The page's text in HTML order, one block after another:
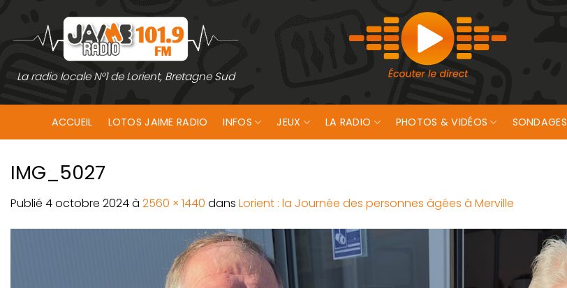
contenu
La radio locale N°1 de Lorient, Bretagne Sud
ACCUEIL LOTOS JAIME RADIO INFOS JEUX LA RADIO PHOTOS & VIDÉOS SONDAGES
IMG_5027
Publié 4 octobre 2024à 2560 × 1440 dans Lorient : la Journée des personnes âgées à Merville